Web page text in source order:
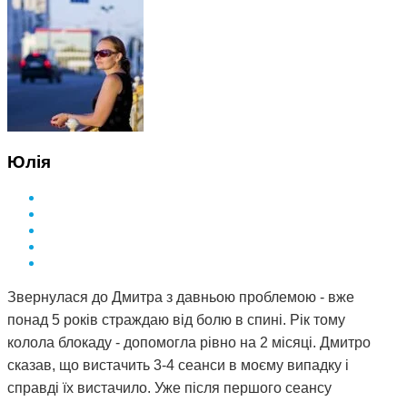
Юлія
Звернулася до Дмитра з давньою проблемою - вже
понад 5 років страждаю від болю в спині. Рік тому
колола блокаду - допомогла рівно на 2 місяці. Дмитро
сказав, що вистачить 3-4 сеанси в моєму випадку і
справді їх вистачило. Уже після першого сеансу